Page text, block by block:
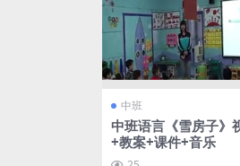
中班
中班语言《雪房子》
+教案+课件+音乐